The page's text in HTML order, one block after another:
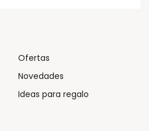
Ofertas
Novedades
Ideas para regalo